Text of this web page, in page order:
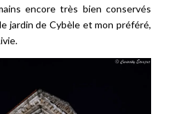
encore très bien conservés
jardin de Cybèle et mon préféré,